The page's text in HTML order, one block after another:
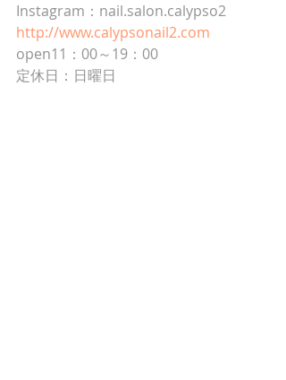
Instagram：nail.salon.calypso2
http://www.calypsonail2.com
open11：00～19：00
定休日：日曜日